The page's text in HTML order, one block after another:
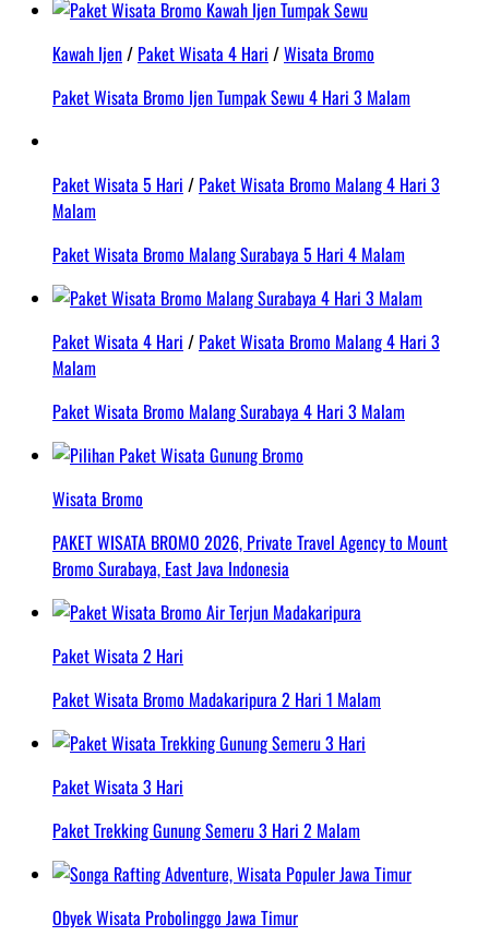
Kawah Ijen/ Paket Wisata 4 Hari /Wisata Bromo
Paket Wisata Bromo Ijen Tumpak Sewu 4 Hari 3 Malam
Paket Wisata 5 Hari / Paket Wisata Bromo Malang 4 Hari 3
Malam
Paket Wisata Bromo Malang Surabaya 5 Hari 4 Malam
Paket Wisata 4 Hari / Paket Wisata Bromo Malang 4 Hari 3
Malam
Paket Wisata Bromo Malang Surabaya 4 Hari 3 Malam
Wisata Bromo
PAKET WISATA BROMO 2026, Private Travel Agency to Mount
Bromo Surabaya, East Java Indonesia
Paket Wisata 2 Hari
Paket Wisata Bromo Madakaripura 2 Hari 1 Malam
Paket Wisata 3 Hari
Paket Trekking Gunung Semeru 3 Hari 2 Malam
Obyek Wisata Probolinggo Jawa Timur